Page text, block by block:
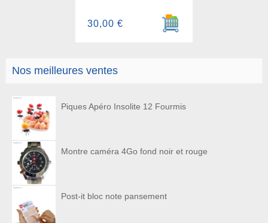
Nos meilleures ventes
Piques Apéro Insolite 12 Fourmis
Montre caméra 4Go fond noir et rouge
Post-it bloc note pansement
Ajouter au panier
30,00 €